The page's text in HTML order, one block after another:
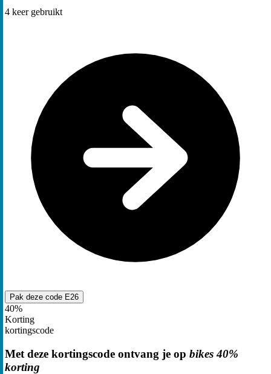
4 keer gebruikt
Pak deze code E26
40%
Korting
kortingscode
Met deze kortingscode ontvang je op bikes 40%
korting